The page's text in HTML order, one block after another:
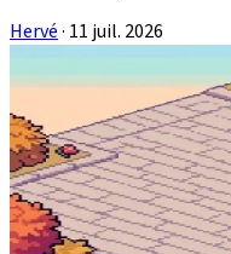
Hervé· 11 juil. 2026